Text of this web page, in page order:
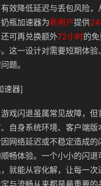
效降低延迟与丢包风险
瓶加速器为新用户提供
可再兑换额外72小时的
这一设计对需要短期体
题。
速器]
戏闪退虽属常见故障，
自身系统环境、客户端
网络延迟或不稳定造成
畅体验。一个小小的闪
就能从容化解，让每一
与流畅从来都是最重要的